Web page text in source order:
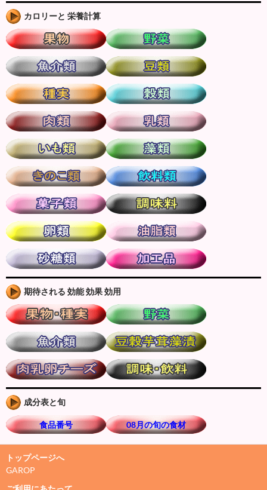
カロリーと 栄養計算
期待される 効能 効果 効用
成分表と旬
食品番号 08月の旬の食材
トップページへ
GAROP